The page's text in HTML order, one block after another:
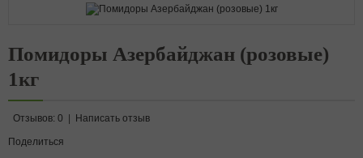
Помидоры Азербайджан (розовые)
1кг
Отзывов: 0 Написать отзыв
Поделиться